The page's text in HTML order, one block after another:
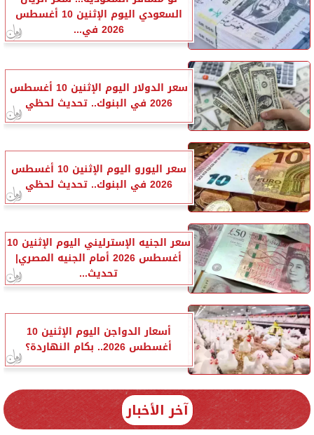
السعودي اليوم الإثنين 10 أغسطس
2026 في...
سعر الدولار اليوم الإثنين 10 أغسطس
2026 في البنوك.. تحديث لحظي
سعر اليورو اليوم الإثنين 10 أغسطس
2026 في البنوك.. تحديث لحظي
سعر الجنيه الإسترليني اليوم الإثنين 10
أغسطس 2026 أمام الجنيه المصري|
تحديث...
أسعار الدواجن اليوم الإثنين 10
أغسطس 2026.. بكام النهاردة؟
آخر الأخبار